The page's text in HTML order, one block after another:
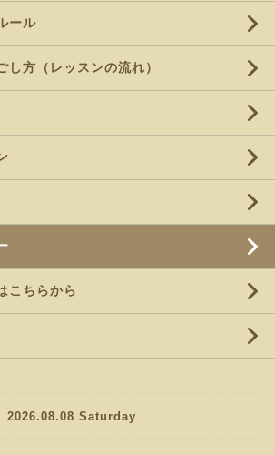
ール
し方（レッスンの流れ）
こちらから
2026.08.08 Saturday